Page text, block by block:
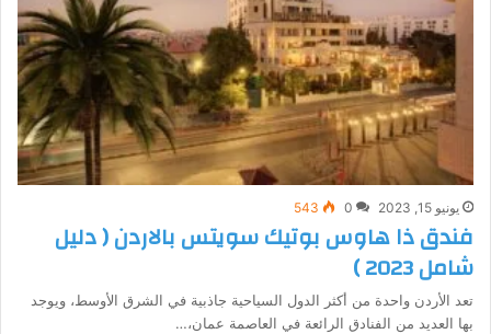
يونيو 15, 2023 0
543
فندق ذا هاوس بوتيك سويتس بالاردن ( دليل
شامل 2023 )
تعد الأردن واحدة من أكثر الدول السياحية جاذبية في الشرق الأوسط، ويوجد
بها العديد من الفنادق الرائعة في العاصمة عمان،…